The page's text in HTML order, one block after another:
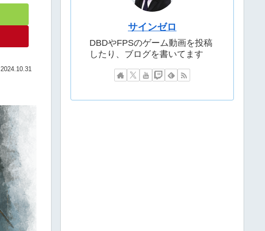
2024.10.31
サインゼロ
DBDやFPSのゲーム動画を投稿
したり、ブログを書いてます